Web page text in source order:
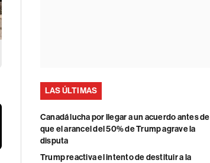
LAS ÚLTIMAS
Canadá lucha por llegar a un acuerdo antes de
que el arancel del 50% de Trump agrave la
disputa
Trump reactiva el intento de destituir a la